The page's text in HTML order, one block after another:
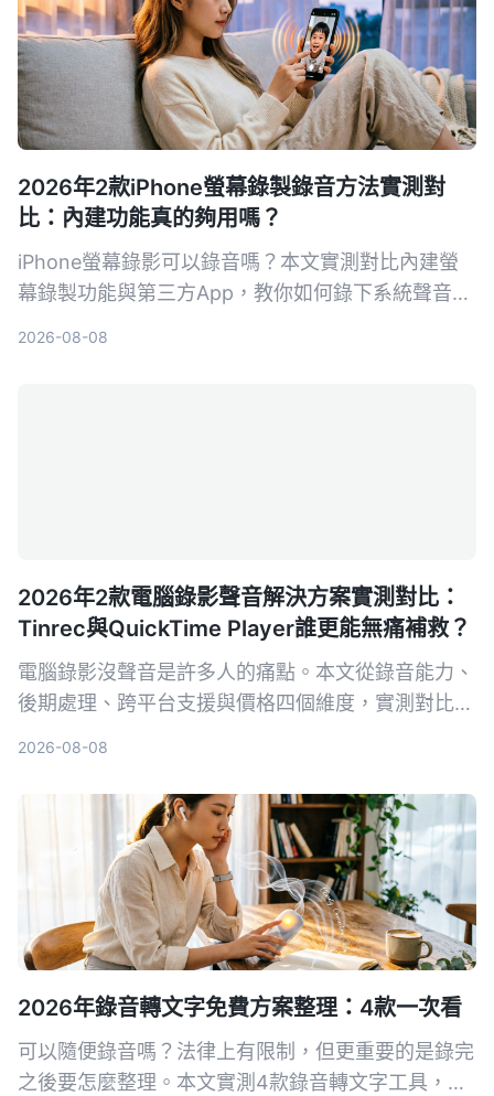
2026年2款iPhone螢幕錄製錄音方法實測對
比：內建功能真的夠用嗎？
iPhone螢幕錄影可以錄音嗎？本文實測對比內建螢
幕錄製功能與第三方App，教你如何錄下系統聲音和
2026-08-08
2026年2款電腦錄影聲音解決方案實測對比：
Tinrec與QuickTime Player誰更能無痛補救？
電腦錄影沒聲音是許多人的痛點。本文從錄音能力、
後期處理、跨平台支援與價格四個維度，實測對比
2026-08-08
2026年錄音轉文字免費方案整理：4款一次看
可以隨便錄音嗎？法律上有限制，但更重要的是錄完
之後要怎麼整理。本文實測4款錄音轉文字工具，整